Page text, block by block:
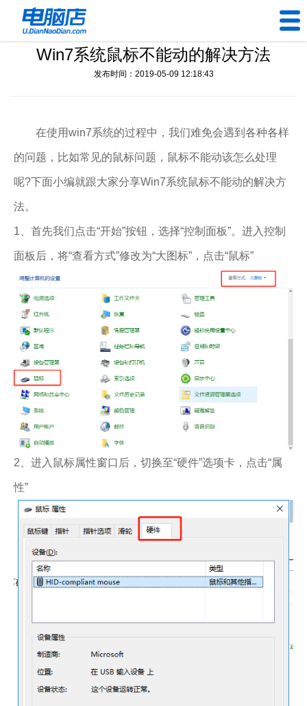
U盘工具
帮助中心
装机问题
Win7系统鼠标不能动的解决方法
发布时间：2019-05-09 12:18:43
在使用win7系统的过程中，我们难免会遇到各种各样
的问题，比如常见的鼠标问题，鼠标不能动该怎么处理
呢?下面小编就跟大家分享Win7系统鼠标不能动的解决方
法。
1、首先我们点击“开始”按钮，选择“控制面板”。进入控制
面板后，将“查看方式”修改为“大图标”，点击“鼠标”
2、进入鼠标属性窗口后，切换至“硬件”选项卡，点击“属
性”